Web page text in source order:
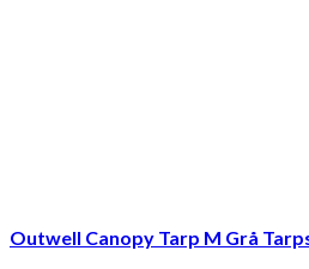
Outwell Canopy Tarp M Grå